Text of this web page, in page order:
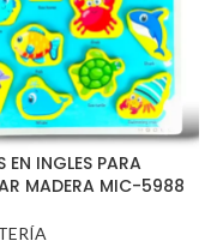
EN INGLES PARA
MADERA MIC-5988